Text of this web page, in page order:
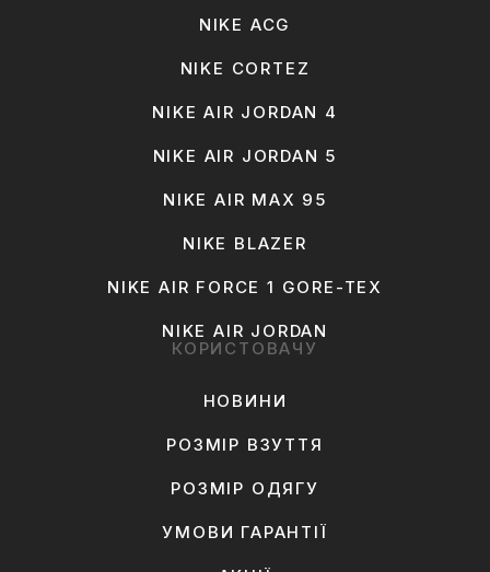
NIKE ACG
NIKE CORTEZ
NIKE AIR JORDAN 4
NIKE AIR JORDAN 5
NIKE AIR MAX 95
NIKE BLAZER
NIKE AIR FORCE 1 GORE-TEX
NIKE AIR JORDAN
КОРИСТОВАЧУ
НОВИНИ
РОЗМІР ВЗУТТЯ
РОЗМІР ОДЯГУ
УМОВИ ГАРАНТІЇ